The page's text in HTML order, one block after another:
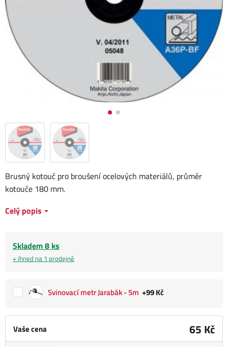
Vaše cena 65 Kč
Brusný kotouč pro broušení ocelových materiálů, průměr
kotouče 180 mm.
Celý popis
Skladem 8 ks
+ ihned na 1 prodejně
Svinovací metr Jarabák - 5m +99 Kč